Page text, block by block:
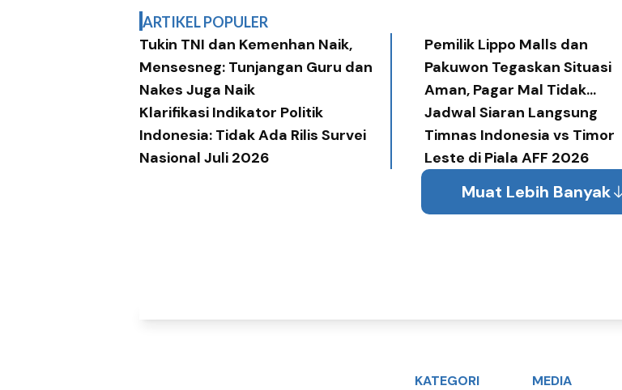
ARTIKEL POPULER
Tukin TNI dan Kemenhan Naik,
Mensesneg: Tunjangan Guru dan
Nakes Juga Naik
Pemilik Lippo Malls dan
Pakuwon Tegaskan Situasi
Aman, Pagar Mal Tidak
Diperlukan
Klarifikasi Indikator Politik
Indonesia: Tidak Ada Rilis Survei
Nasional Juli 2026
Jadwal Siaran Langsung
Timnas Indonesia vs Timor
Leste di Piala AFF 2026
Muat Lebih Banyak
KATEGORI MEDIA